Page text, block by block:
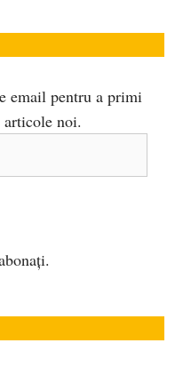
email pentru a primi
noi.